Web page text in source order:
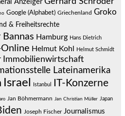
Anzeiger
Google (Alphabet) Griechenland Groko
& Freiheitsrechte
Hamburg Hans Dietrich
Helmut Kohl Helmut Schmidt
Immobilienwirtschaft
Lateinamerika
Israel Istanbul IT-Konzerne
Jan Böhmermann Jan Christian Müller Japan
Joseph Fischer Journalismus